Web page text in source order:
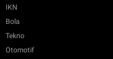
IKN
Bola
Tekno
Otomotif